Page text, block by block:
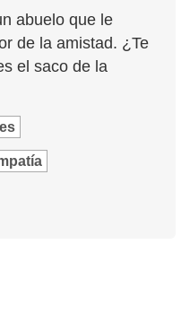
abuelo que le
de la amistad. ¿Te
el saco de la